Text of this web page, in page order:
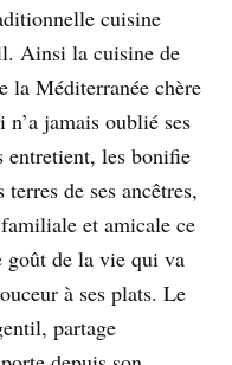
cuisine
Ainsi la cuisine de
la Méditerranée chère
jamais oublié ses
les bonifie
de ses ancêtres,
et amicale ce
goût de la vie qui va
à ses plats. Le
partage